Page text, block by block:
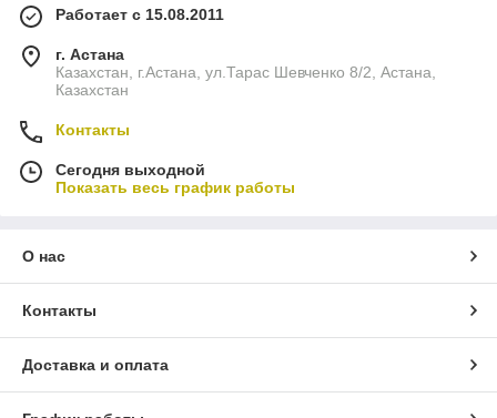
Работает с 15.08.2011
г. Астана
Казахстан, г.Астана, ул.Тарас Шевченко 8/2, Астана,
Казахстан
Контакты
Сегодня выходной
Показать весь график работы
О нас
Контакты
Доставка и оплата